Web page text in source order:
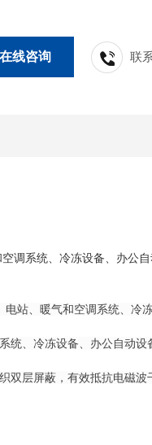
在线咨询 联
调系统、冷冻设备、办公自
站、暖气和空调系统、冷
统、冷冻设备、办公自动
织双层屏蔽，有效抵抗电